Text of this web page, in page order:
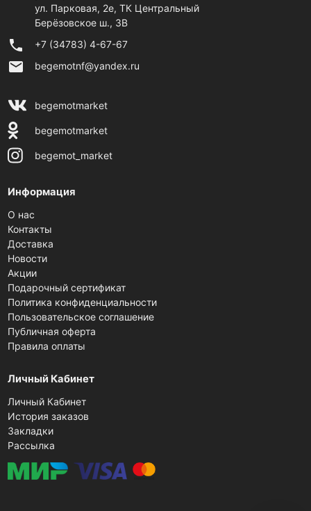
ул. Парковая, 2е, ТК Центральный
Берёзовское ш., 3В
phone +7 (34783) 4-67-67
email begemotnf@yandex.ru
begemotmarket
begemotmarket
begemot_market
Информация
О нас
Контакты
Доставка
Новости
Акции
Подарочный сертификат
Политика конфиденциальности
Пользовательское соглашение
Публичная оферта
Правила оплаты
Личный Кабинет
Личный Кабинет
История заказов
Закладки
Рассылка